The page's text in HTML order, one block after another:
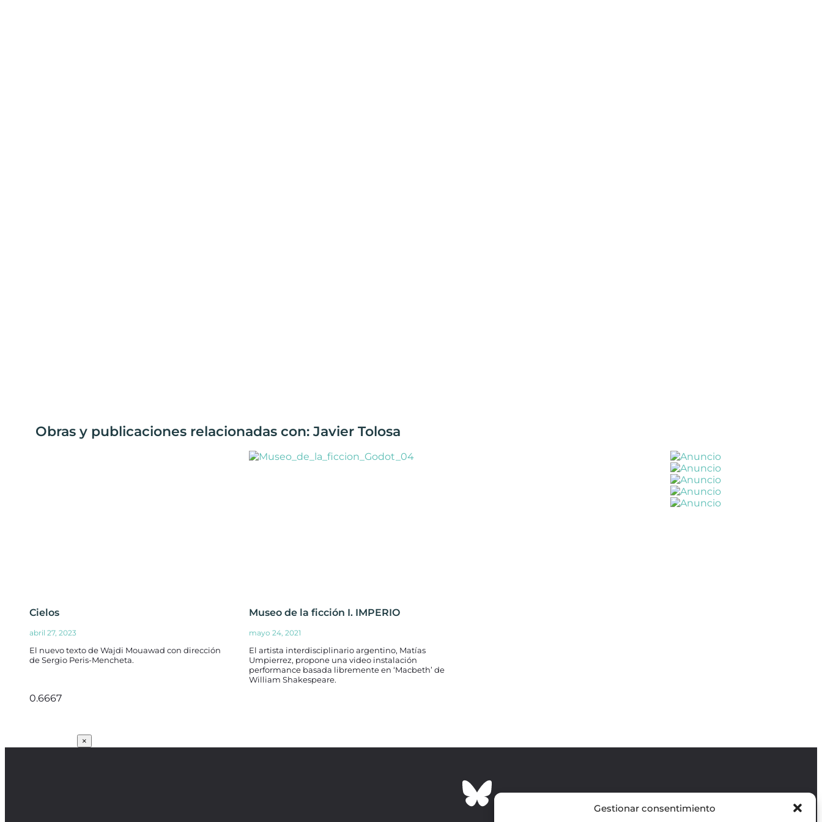
Gestionar consentimiento
Obras y publicaciones relacionadas con: Javier Tolosa
Cielos
abril 27, 2023
El nuevo texto de Wajdi Mouawad con dirección
de Sergio Peris-Mencheta.
Museo de la ficción I. IMPERIO
mayo 24, 2021
El artista interdisciplinario argentino, Matías
Umpierrez, propone una video instalación
performance basada libremente en ‘Macbeth’ de
William Shakespeare.
×
Revista GODOT
es una revista